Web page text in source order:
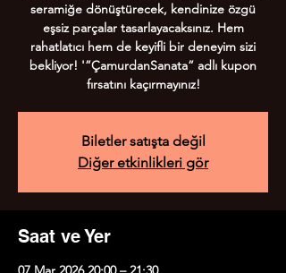
seramiğe dönüştürecek, kendinize özgü
eşsiz parçalar tasarlayacaksınız. Hem
rahatlatıcı hem de keyifli bir deneyim sizi
bekliyor! '”ÇamurdanSanata” adlı kupon
fırsatını kaçırmayınız!
Biletler satışta değil
Diğer etkinlikleri gör
Saat ve Yer